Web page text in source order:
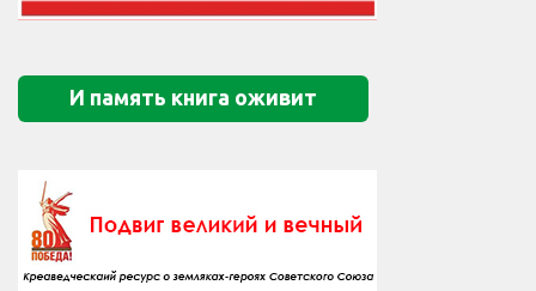
И память книга оживит